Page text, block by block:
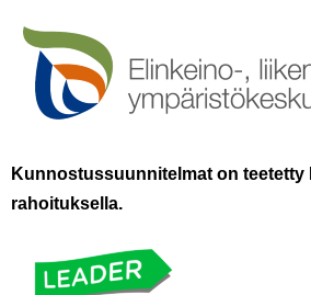
Kunnostussuunnitelmat on teetetty
rahoitu ksella.